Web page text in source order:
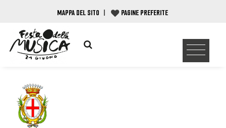
MAPPA DEL SITO | PAGINE PREFERITE